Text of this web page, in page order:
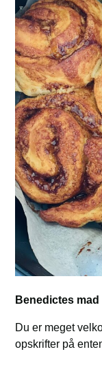
Benedictes
Du er meget
opskrifter på